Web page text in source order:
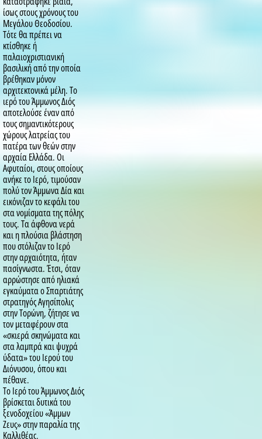
ίσως στους χρόνους του
Μεγάλου Θεοδοσίου.
Τότε θα πρέπει να
κτίσθηκε ή
παλαιοχριστιανική
βασιλική από την οποία
βρέθηκαν μόνον
αρχιτεκτονικά μέλη. Το
ιερό του Άμμωνος Διός
αποτελούσε έναν από
τους σημαντικότερους
χώρους λατρείας του
πατέρα των θεών στην
αρχαία Ελλάδα. Οι
Αφυταίοι, στους οποίους
ανήκε το Ιερό, τιμούσαν
πολύ τον Άμμωνα Δία και
εικόνιζαν το κεφάλι του
στα νομίσματα της πόλης
τους. Τα άφθονα νερά
και η πλούσια βλάστηση
που στόλιζαν το Ιερό
στην αρχαιότητα, ήταν
πασίγνωστα. Έτσι, όταν
αρρώστησε από ηλιακά
εγκαύματα ο Σπαρτιάτης
στρατηγός Αγησίπολις
στην Τορώνη, ζήτησε να
τον μεταφέρουν στα
«σκιερά σκηνώματα και
στα λαμπρά και ψυχρά
ύδατα» του Ιερού του
Διόνυσου, όπου και
πέθανε.
Το Ιερό του Άμμωνος Διός
βρίσκεται δυτικά του
ξενοδοχείου «Άμμων
Ζευς» στην παραλία της
Καλλιθέας.